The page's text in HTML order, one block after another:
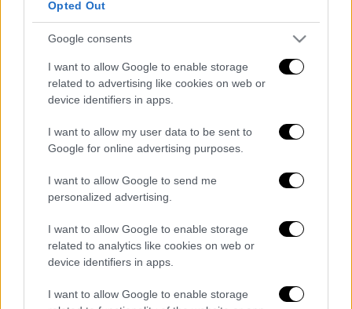
Opted Out
Google consents
I want to allow Google to enable storage
related to advertising like cookies on web or
device identifiers in apps.
I want to allow my user data to be sent to
Google for online advertising purposes.
I want to allow Google to send me
personalized advertising.
I want to allow Google to enable storage
related to analytics like cookies on web or
device identifiers in apps.
I want to allow Google to enable storage
νότια - νοτιοδυτικά του Θέρμου
Αιτωλοακαρνανίας. Το εστιακό βάθος
ΕΘΝΟΣ θα παρεμβαίνει και τα προσβλητικά σχόλια θα
διαγράφονται
καταχώρηση